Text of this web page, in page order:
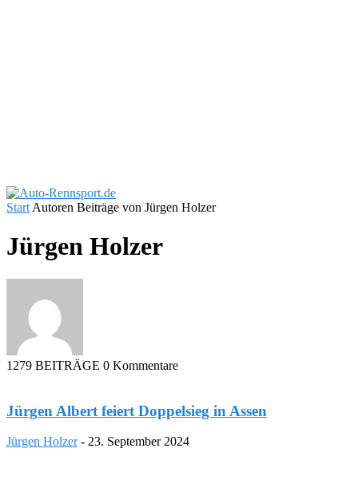
Start Autoren Beiträge von Jürgen Holzer
Jürgen Holzer
1279 BEITRÄGE 0 Kommentare
Jürgen Albert feiert Doppelsieg in Assen
Jürgen Holzer - 23. September 2024